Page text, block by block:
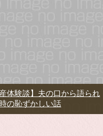
産体験談】夫の口から語られ
の恥ずかしい話